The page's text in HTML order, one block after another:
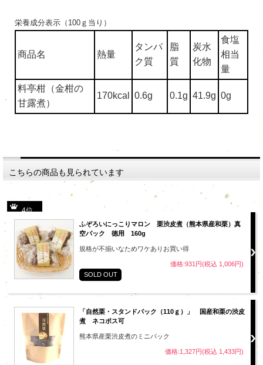
栄養成分表示（100ｇ当り）
商品名 熱量
タンパ
ク質
脂
質
炭水
化物
食塩
相当
量
料亭柑（金柑の
甘露煮）
170kcal 0.6g 0.1g 41.9g 0g
こちらの商品も見られています
4位
ふぞろいにっこりマロン 栗渋皮煮（熊本県産和栗）真
空パック 徳用 160g
規格が不揃いなためワケありお買い得
価格:931円(税込 1,006円)
SOLD OUT
「自然栗・スタンドパック（110ｇ）」 国産和栗の渋皮
煮 ネコポス可
熊本県産栗渋皮煮のミニパック
価格:1,327円(税込 1,433円)